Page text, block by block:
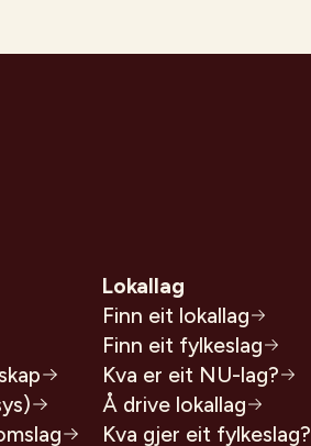
Lokallag
Finn eit lokallag
Finn eit fylkeslag
Kva er eit NU-lag?
Å drive lokallag
Kva gjer eit fylkeslag?